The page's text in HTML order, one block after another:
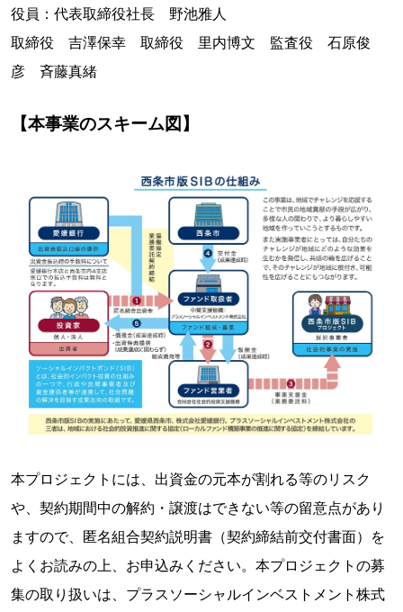
役員：代表取締役社長 野池雅人
取締役 吉澤保幸 取締役 里内博文 監査役 石原俊
彦 斉藤真緒
【本事業のスキーム図】
本プロジェクトには、出資金の元本が割れる等のリスク
や、契約期間中の解約・譲渡はできない等の留意点があり
ますので、匿名組合契約説明書（契約締結前交付書面）を
よくお読みの上、お申込みください。本プロジェクトの募
集の取り扱いは、プラスソーシャルインベストメント株式